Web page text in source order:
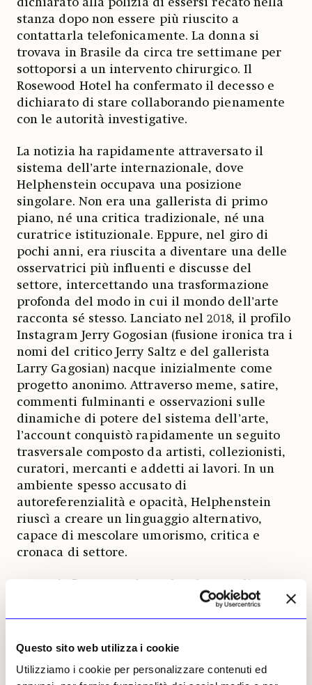
Questo sito web utilizza i cookie
Utilizziamo i cookie per personalizzare contenuti ed
dichiarato alla polizia di essersi recato nella
stanza dopo non essere più riuscito a
contattarla telefonicamente. La donna si
trovava in Brasile da circa tre settimane per
sottoporsi a un intervento chirurgico. Il
Rosewood Hotel ha confermato il decesso e
dichiarato di stare collaborando pienamente
con le autorità investigative.
La notizia ha rapidamente attraversato il
sistema dell’arte internazionale, dove
Helphenstein occupava una posizione
singolare. Non era una gallerista di primo
piano, né una critica tradizionale, né una
curatrice istituzionale. Eppure, nel giro di
pochi anni, era riuscita a diventare una delle
osservatrici più influenti e discusse del
settore, intercettando una trasformazione
profonda del modo in cui il mondo dell’arte
racconta sé stesso. Lanciato nel 2018, il profilo
Instagram Jerry Gogosian (fusione ironica tra i
nomi del critico Jerry Saltz e del gallerista
Larry Gagosian) nacque inizialmente come
progetto anonimo. Attraverso meme, satire,
commenti fulminanti e osservazioni sulle
dinamiche di potere del sistema dell’arte,
l’account conquistò rapidamente un seguito
trasversale composto da artisti, collezionisti,
curatori, mercanti e addetti ai lavori. In un
ambiente spesso accusato di
autoreferenzialità e opacità, Helphenstein
riuscì a creare un linguaggio alternativo,
capace di mescolare umorismo, critica e
cronaca di settore.
satira. Alcuni suoi interventi contribuirono ad
amplificare dibattiti interni al mondo
impropri e dinamiche di potere all’interno
delle gallerie. In altri momenti, invece, i suoi